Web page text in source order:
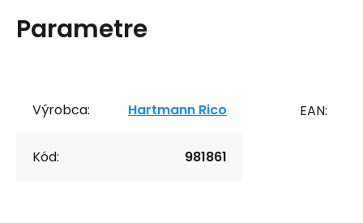
Parametre
Výrobca: Hartmann Rico
Kód: 981861
EAN: